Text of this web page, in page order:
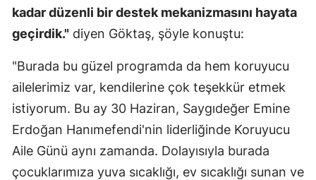
Kırklareli
Kocaeli
Konya
Kütahya
Malatya
kadar düzenli bir destek mekanizmasını hayata
geçirdik." diyen Göktaş, şöyle konuştu:
"Burada bu güzel programda da hem koruyucu
ailelerimiz var, kendilerine çok teşekkür etmek
istiyorum. Bu ay 30 Haziran, Saygıdeğer Emine
Erdoğan Hanımefendi'nin liderliğinde Koruyucu
Aile Günü aynı zamanda. Dolayısıyla burada
çocuklarımıza yuva sıcaklığı, ev sıcaklığı sunan ve